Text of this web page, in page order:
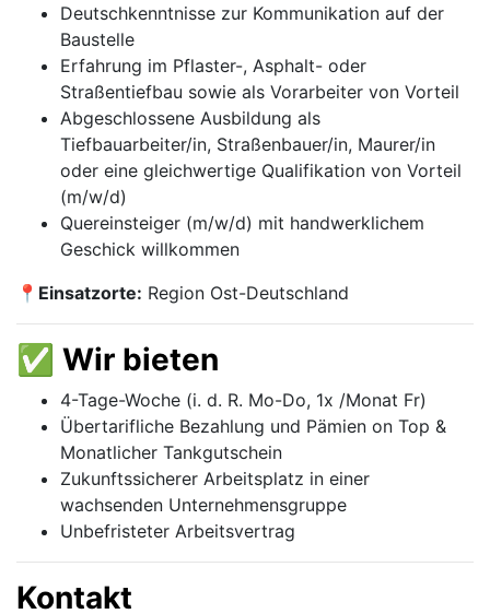
Deutschkenntnisse zur Kommunikation auf der
Baustelle
Erfahrung im Pflaster-, Asphalt- oder
Straßentiefbau sowie als Vorarbeiter von Vorteil
Abgeschlossene Ausbildung als
Tiefbauarbeiter/in, Straßenbauer/in, Maurer/in
oder eine gleichwertige Qualifikation von Vorteil
(m⁠/⁠w⁠/⁠d)
Quereinsteiger (m⁠/⁠w⁠/⁠d) mit handwerklichem
Geschick willkommen
📍 Einsatzorte: Region Ost-Deutschland
✅ Wir bieten
4-Tage-Woche (i. d. R. Mo-Do, 1x /Monat Fr)
Übertarifliche Bezahlung und Pämien on Top &
Monatlicher Tankgutschein
Zukunftssicherer Arbeitsplatz in einer
wachsenden Unternehmensgruppe
Unbefristeter Arbeitsvertrag
Kontakt